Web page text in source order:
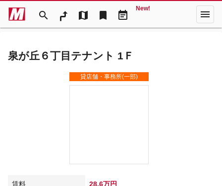
search map bookmark event_note
New! menu
泉が丘６丁目テナント 1Ｆ
貸店舗・事務所(一部)
賃料 28.6万円